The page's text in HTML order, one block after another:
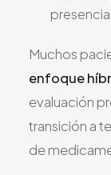
Muchos
enfoque
evaluación
transición a
de